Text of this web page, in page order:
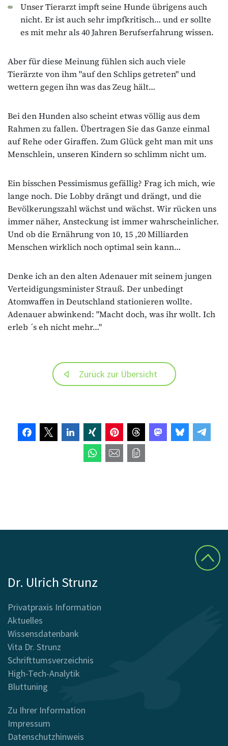
Unser Tierarzt impft seine Hunde übrigens auch
nicht. Er ist auch sehr impfkritisch… und er sollte
es mit mehr als 40 Jahren Berufserfahrung wissen.
Aber für diese Meinung fühlen sich auch viele
Tierärzte von ihm "auf den Schlips getreten" und
wettern gegen ihn was das Zeug hält…
Bei den Hunden also scheint etwas völlig aus dem
Rahmen zu fallen. Übertragen Sie das Ganze einmal
auf Rehe oder Giraffen. Zum Glück geht man mit uns
Menschlein, unseren Kindern so schlimm nicht um.
Ein bisschen Pessimismus gefällig? Frag ich mich, wie
lange noch. Die Lobby drängt und drängt, und die
Bevölkerungszahl wächst und wächst. Wir rücken uns
immer näher, Ansteckung ist immer wahrscheinlicher.
Und ob die Ernährung von 10, 15 ,20 Milliarden
Menschen wirklich noch optimal sein kann…
Denke ich an den alten Adenauer mit seinem jungen
Verteidigungsminister Strauß. Der unbedingt
Atomwaffen in Deutschland stationieren wollte.
Adenauer abwinkend: "Macht doch, was ihr wollt. Ich
erleb ´s eh nicht mehr…"
Zurück zur Übersicht
Dr. Ulrich Strunz
Privatpraxis Information
Aktuelles
Wissensdatenbank
Vita Dr. Strunz
Schrifttumsverzeichnis
High-Tech-Analytik
Bluttuning
Zu Ihrer Information
Impressum
Datenschutzhinweis